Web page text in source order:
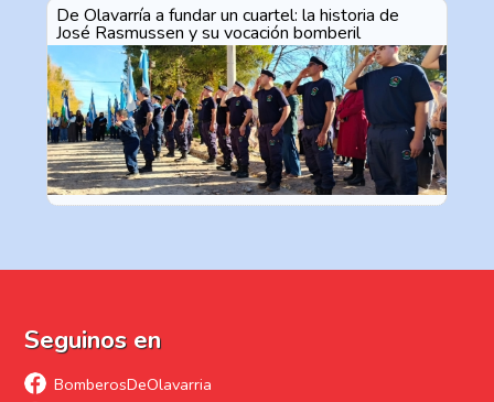
De Olavarría a fundar un cuartel: la historia de
José Rasmussen y su vocación bomberil
Seguinos en
BomberosDeOlavarria